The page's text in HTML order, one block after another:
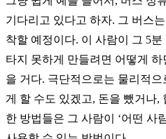
기다리고 있다고 하자. 그 버스
착할 예정이다. 이 사람이 그 5분
타지 못하게 만들려면 어떻게 하
을 거다. 극단적으로는 물리적으
게 할 수도 있겠고, 돈을 뺐거나,
한 방법들은 그 사람이
‘어떤 사